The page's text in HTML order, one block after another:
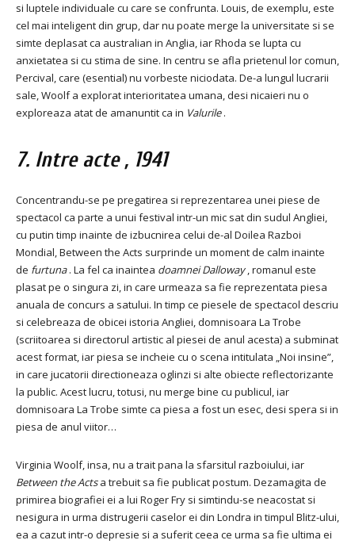
si luptele individuale cu care se confrunta. Louis, de exemplu, este
cel mai inteligent din grup, dar nu poate merge la universitate si se
simte deplasat ca australian in Anglia, iar Rhoda se lupta cu
anxietatea si cu stima de sine. In centru se afla prietenul lor comun,
Percival, care (esential) nu vorbeste niciodata. De-a lungul lucrarii
sale, Woolf a explorat interioritatea umana, desi nicaieri nu o
exploreaza atat de amanuntit ca in Valurile.
7. Intre acte, 1941
Concentrandu-se pe pregatirea si reprezentarea unei piese de
spectacol ca parte a unui festival intr-un mic sat din sudul Angliei,
cu putin timp inainte de izbucnirea celui de-al Doilea Razboi
Mondial, Between the Acts surprinde un moment de calm inainte
de furtuna. La fel ca inaintea doamnei Dalloway, romanul este
plasat pe o singura zi, in care urmeaza sa fie reprezentata piesa
anuala de concurs a satului. In timp ce piesele de spectacol descriu
si celebreaza de obicei istoria Angliei, domnisoara La Trobe
(scriitoarea si directorul artistic al piesei de anul acesta) a subminat
acest format, iar piesa se incheie cu o scena intitulata „Noi insine”,
in care jucatorii directioneaza oglinzi si alte obiecte reflectorizante
la public. Acest lucru, totusi, nu merge bine cu publicul, iar
domnisoara La Trobe simte ca piesa a fost un esec, desi spera si in
piesa de anul viitor…
Virginia Woolf, insa, nu a trait pana la sfarsitul razboiului, iar
Between the Actsa trebuit sa fie publicat postum. Dezamagita de
primirea biografiei ei a lui Roger Fry si simtindu-se neacostat si
nesigura in urma distrugerii caselor ei din Londra in timpul Blitz-ului,
ea a cazut intr-o depresie si a suferit ceea ce urma sa fie ultima ei